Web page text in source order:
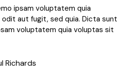
ipsam voluptatem quia
aut fugit, sed quia. Dicta sunt
voluptatem quia voluptas sit
Richards